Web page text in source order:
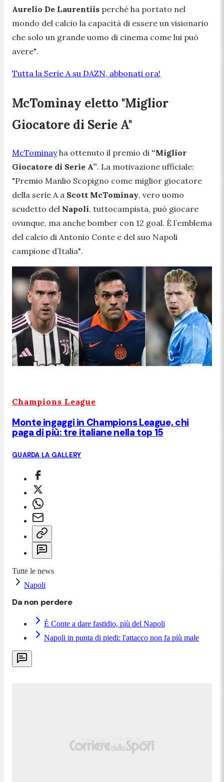
Aurelio De Laurentiis perché ha portato nel
mondo del calcio la capacità di essere un visionario
che solo un grande uomo di cinema come lui può
avere".
Tutta la Serie A su DAZN, abbonati ora!
McTominay eletto "Miglior
Giocatore di Serie A"
McTominayha ottenuto il premio di “Miglior
Giocatore di Serie A”. La motivazione ufficiale:
"Premio Manlio Scopigno come miglior giocatore
della serie A a Scott McTominay, vero uomo
scudetto del Napoli, tuttocampista, può giocare
ovunque, ma anche bomber con 12 goal. È l’emblema
del calcio di Antonio Conte e del suo Napoli
campione d’Italia".
Champions League
Monte ingaggi in Champions League, chi
paga di più: tre italiane nella top 15
GUARDA LA GALLERY
Tutte le news
Napoli
Da non perdere
È Conte a dare fastidio, più del Napoli
Napoli in punta di piedi: l'attacco non fa più male